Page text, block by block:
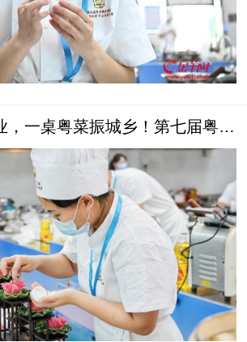
，一桌粤菜振城乡！第七届粤港
傅”职业技能大赛圆满举办